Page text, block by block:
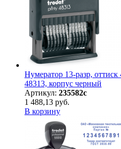
Нумератор 13-разр,
48313, корпус черный
Артикул: 235582с
1 488,13 руб.
В корзину